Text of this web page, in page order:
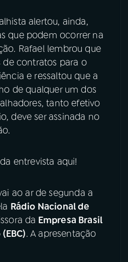
alertou, ainda,
que podem ocorrer na
Rafael lembrou que
de contratos para o
e ressaltou que a
de qualquer um dos
tanto efetivo
deve ser assinada no
entrevista aqui!
ao ar de segunda a
Rádio Nacional de
da Empresa Brasil
. A apresentação